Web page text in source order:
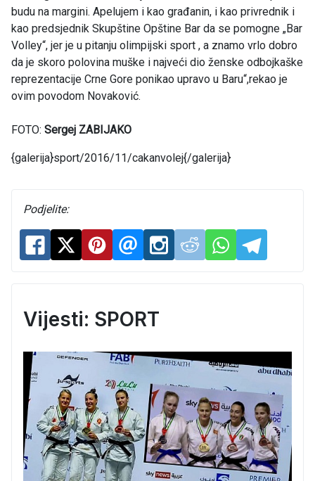
budu na margini. Apelujem i kao građanin, i kao privrednik i
kao predsjednik Skupštine Opštine Bar da se pomogne „Bar
Volley“, jer je u pitanju olimpijski sport , a znamo vrlo dobro
da je skoro polovina muške i najveći dio ženske odbojkaške
reprezentacije Crne Gore ponikao upravo u Baru“,rekao je
ovim povodom Novaković.
FOTO: Sergej ZABIJAKO
{galerija}sport/2016/11/cakanvolej{/galerija}
Podjelite:
Vijesti: SPORT